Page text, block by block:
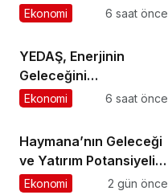
Ekonomi 6 saat önce
YEDAŞ, Enerjinin
Geleceğini
Şekillendirecek Genç
Ekonomi 6 saat önce
Haymana’nın Geleceği
ve Yatırım Potansiyeli
Masaya Yatırıldı
Ekonomi 2 gün önce